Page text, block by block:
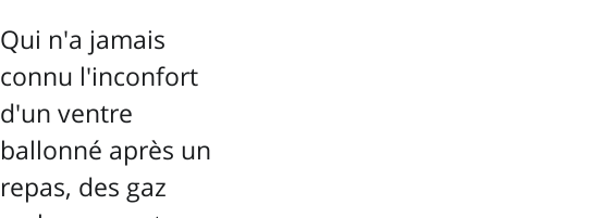
Qui n'a jamais
connu l'inconfort
d'un ventre
ballonné après un
repas, des gaz